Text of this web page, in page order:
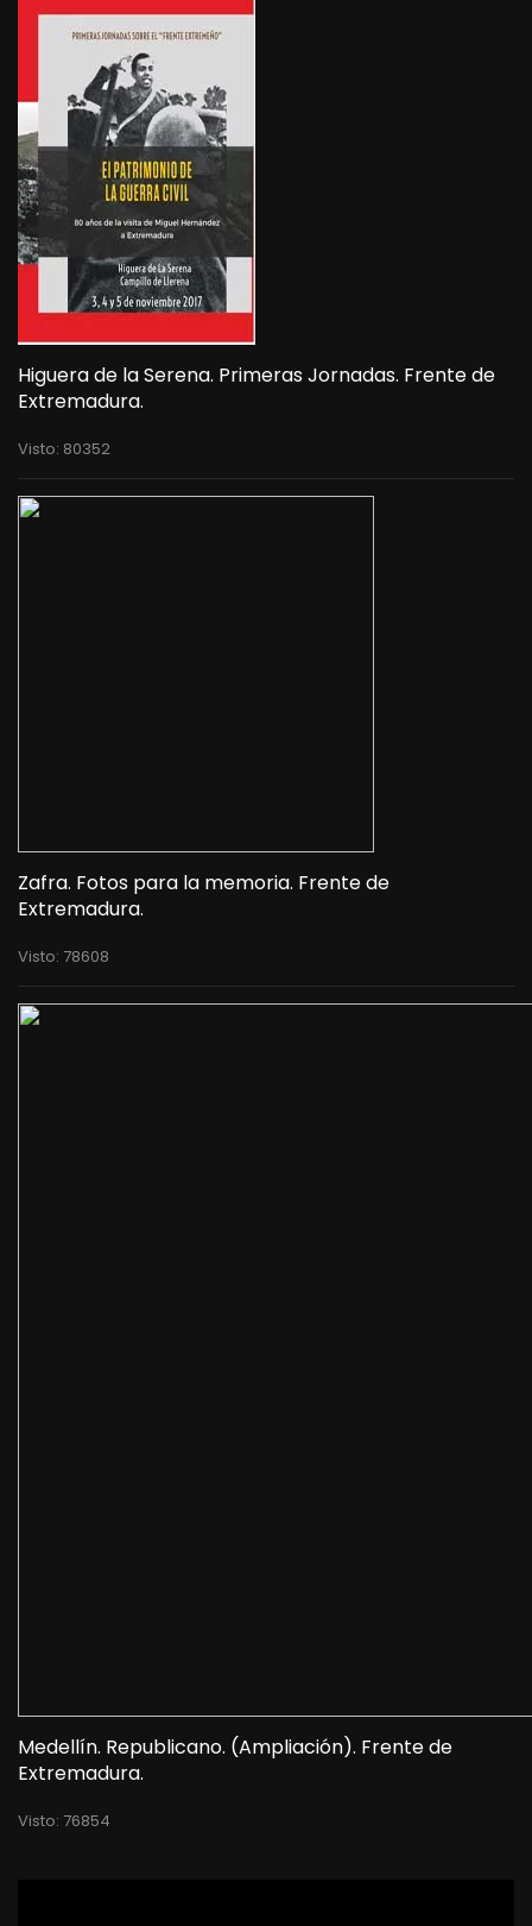
Higuera de la Serena. Primeras Jornadas. Frente de
Extremadura.
Visto: 80352
Zafra. Fotos para la memoria. Frente de
Extremadura.
Visto: 78608
Medellín. Republicano. (Ampliación). Frente de
Extremadura.
Visto: 76854